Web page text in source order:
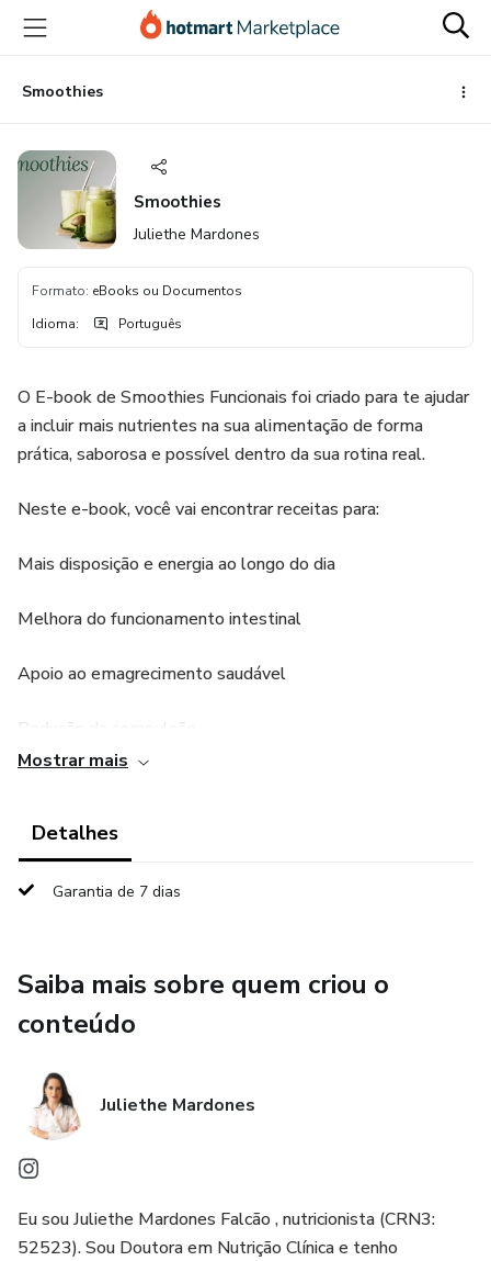
para
conteúdo
principal
para
pagamento
para
rodapé
Smoothies
Smoothies
Juliethe Mardones
Formato: eBooks ou Documentos
Idioma: Português
O E-book de Smoothies Funcionais foi criado para te ajudar
a incluir mais nutrientes na sua alimentação de forma
prática, saborosa e possível dentro da sua rotina real.
Neste e-book, você vai encontrar receitas para:
Mais disposição e energia ao longo do dia
Melhora do funcionamento intestinal
Apoio ao emagrecimento saudável
Redução da compulsão
Alimentação mais funcional
Tudo isso em formato de smoothies simples, rápidos e
nutrientes.
Mostrar mais
Detalhes
Garantia de 7 dias
Saiba mais sobre quem criou o
conteúdo
Juliethe Mardones
Eu sou Juliethe Mardones Falcão , nutricionista (CRN3:
52523). Sou Doutora em Nutrição Clínica e tenho